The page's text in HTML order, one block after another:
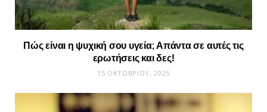
Πώς είναι η ψυχική σου υγεία; Απάντα σε αυτές τις
ερωτήσεις και δες!
15 ΟΚΤΩΒΡΊΟΥ, 2025